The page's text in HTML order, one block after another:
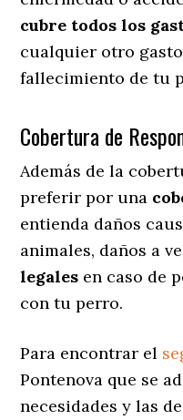
cubre todos los
cualquier otro
fallecimiento de tu
Cobertura de
Además de la
preferir por una
entienda daños
animales, daños a
legales en caso de
con tu perro.
Para encontrar el
Pontenova que se
necesidades y las